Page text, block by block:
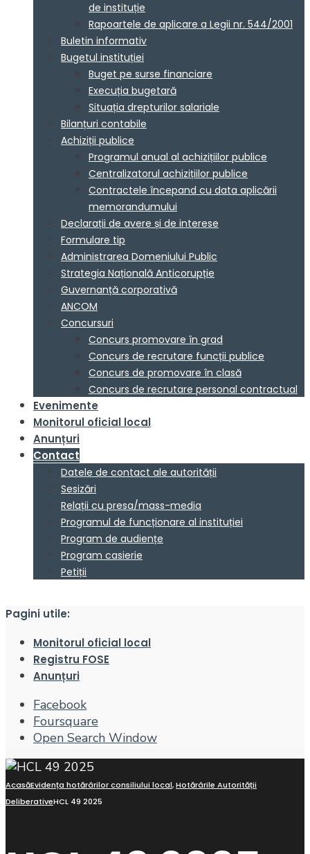
de instituție
Rapoartele de aplicare a Legii nr. 544/2001
Buletin informativ
Bugetul instituției
Buget pe surse financiare
Execuția bugetară
Situația drepturilor salariale
Bilanțuri contabile
Achiziții publice
Programul anual al achizițiilor publice
Centralizatorul achizițiilor publice
Contractele începand cu data aplicării
memorandumului
Declarații de avere și de interese
Formulare tip
Administrarea Domeniului Public
Strategia Națională Anticorupție
Guvernanță corporativă
ANCOM
Concursuri
Concurs promovare în grad
Concurs de recrutare funcții publice
Concurs de promovare în clasă
Concurs de recrutare personal contractual
Evenimente
Monitorul oficial local
Anunțuri
Contact
Datele de contact ale autorității
Sesizări
Relații cu presa/mass-media
Programul de funcționare al instituției
Program de audiențe
Program casierie
Petiții
Pagini utile:
Monitorul oficial local
Registru FOSE
Anunțuri
Facebook
Foursquare
Open Search Window
AcasăEvidența hotărârilor consiliului local,Hotărârile Autorității
DeliberativeHCL 49 2025